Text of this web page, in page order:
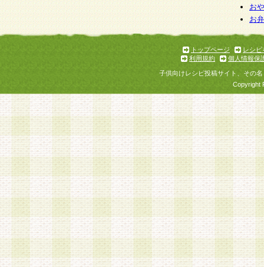
お
お
トップページ
レシピ
利用規約
個人情報保
子供向けレシピ投稿サイト、その
Copyright